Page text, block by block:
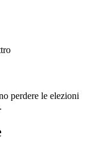
perdere le elezioni